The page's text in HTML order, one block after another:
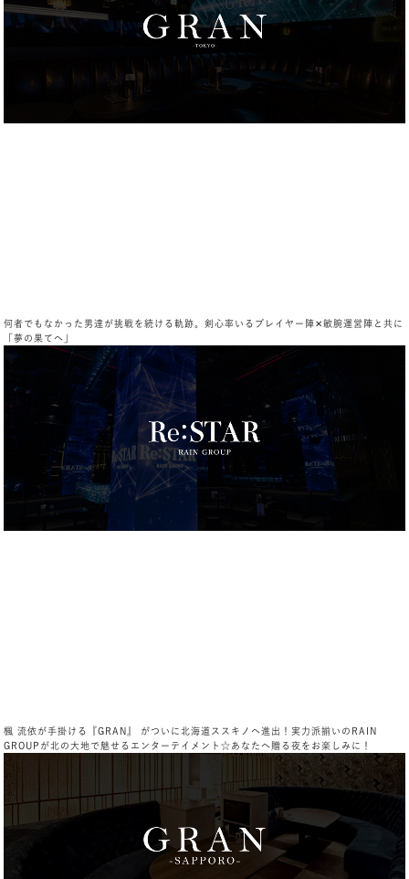
何者でもなかった男達が挑戦を続ける軌跡。剣心率いるプレイヤー陣✕敏腕運営陣と共に
「夢の果てへ」
楓 流依が手掛ける『GRAN』 がついに北海道ススキノへ進出！実力派揃いのRAIN
GROUPが北の大地で魅せるエンターテイメント☆あなたへ贈る夜をお楽しみに！